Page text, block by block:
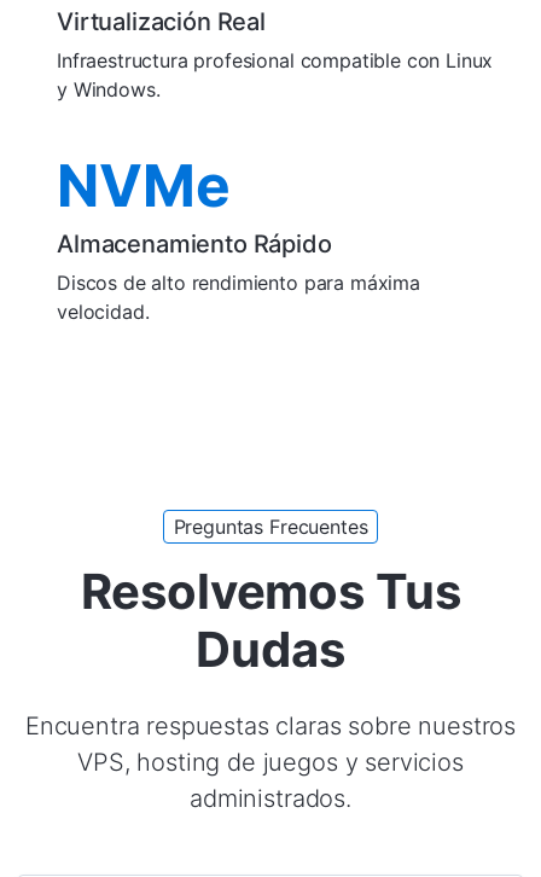
Virtualización Real
Infraestructura profesional compatible con Linux
y Windows.
NVMe
Almacenamiento Rápido
Discos de alto rendimiento para máxima
velocidad.
Preguntas Frecuentes
Resolvemos Tus
Dudas
Encuentra respuestas claras sobre nuestros
VPS, hosting de juegos y servicios
administrados.